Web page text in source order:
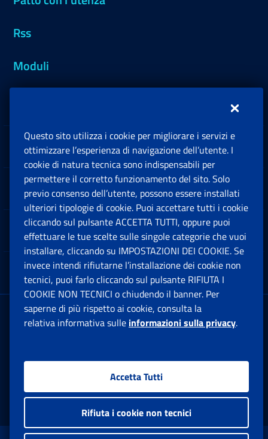
Rss
Moduli
Sedi e Contatti
Software
Note Legali
App mobile
Sede Legale : Via Ciro il Grande, 21
00144 Roma
Facebook: Apre una nuova finestra
Twitter: Apre una nuova finestra
Whatsapp: Apre una nuova
Youtube: Apre una
Instagram:
Questo sito utilizza i cookie per migliorare i servizi e
ottimizzare l’esperienza di navigazione dell’utente. I
cookie di natura tecnica sono indispensabili per
permettere il corretto funzionamento del sito. Solo
previo consenso dell’utente, possono essere installati
ulteriori tipologie di cookie. Puoi accettare tutti i cookie
cliccando sul pulsante ACCETTA TUTTI, oppure puoi
effettuare le tue scelte sulle singole categorie che vuoi
installare, cliccando su IMPOSTAZIONI DEI COOKIE. Se
invece intendi rifiutarne l’installazione dei cookie non
tecnici, puoi farlo cliccando sul pulsante RIFIUTA I
COOKIE NON TECNICI o chiudendo il banner. Per
saperne di più rispetto ai cookie, consulta la
relativa informativa sulle informazioni sulla privacy.
Accetta Tutti
Rifiuta i cookie non tecnici